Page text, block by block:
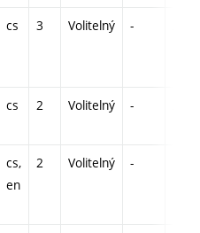
cs 3 Volitelný -
cs 2 Volitelný -
cs,
en
2 Volitelný -